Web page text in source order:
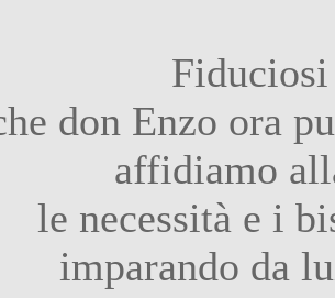
don Enzo ora
affidiamo
le necessità e i
imparando da